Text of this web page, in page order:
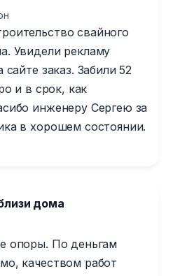
свайного
Увидели рекламу
заказ. Забили 52
и в срок, как
инженеру Сергею за
в хорошем состоянии.
дома
опоры. По деньгам
качеством работ